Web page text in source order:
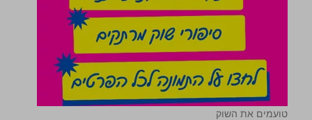
טועמים את השוק